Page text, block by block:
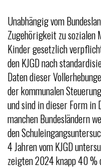
Unabhängig vom
Zugehörigkeit zu sozialen
Kinder gesetzlich
den KJGD nach
Daten dieser
der kommunalen
und sind in dieser Form
manchen Bundesländern
den
4 Jahren vom KJGD
zeigten 2024 knapp 40